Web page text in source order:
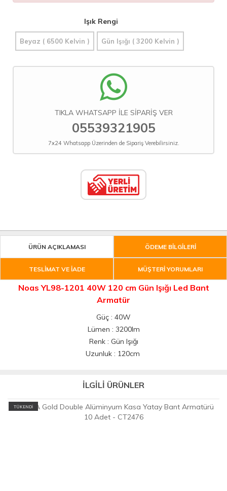
Işık Rengi
Beyaz ( 6500 Kelvin ) Gün Işığı ( 3200 Kelvin )
TIKLA WHATSAPP İLE SİPARİŞ VER
05539321905
7x24 Whatsapp Üzerinden de Sipariş Verebilirsiniz.
ÜRÜN AÇIKLAMASI ÖDEME BİLGİLERİ
TESLİMAT VE İADE MÜŞTERİ YORUMLARI
Noas YL98-1201 40W 120 cm Gün Işığı Led Bant
Armatür
Güç : 40W
Lümen : 3200lm
Renk : Gün Işığı
Uzunluk : 120cm
İLGİLİ ÜRÜNLER
TÜKENDİ